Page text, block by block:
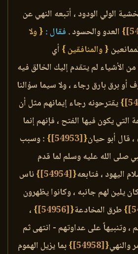
الولي الودود ، أتبعه النهي عن
} العدو والحسود . فقال : { ولا
{ والمنافقين } أي
الأشياء لم يتقدم إليك الخالق فيه
أو برق بارق رجاء ، ولا سيما سؤالنا
}يقترحونه رجاء إيمانهم مثل أن
يكون فيها الفتح ، فإنهم إنما
قال أبو حيان{
[54953]
} : وسبب
صلى الله عليه وسلم لما قدم
اليهود ، فتابعه{
[54954]
}ناس
يلين لهم جانبه ، وكانوا يظهرون
}طرق المخادعة{
[54956]
} ،
، وتنبيهاً على عداوتهم - انتهى ثم
والنهي{
[54958]
}بما يزيل الهموم